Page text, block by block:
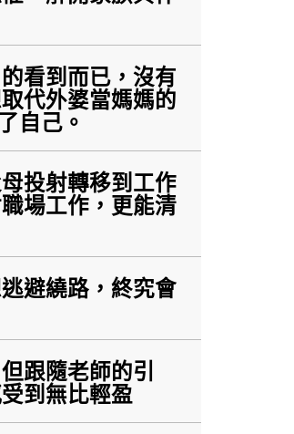
看到而已，沒有
代外婆當媽媽的
自己。
投射轉移到工作
場工作，更能清
避繞路，終究會
跟隨老師的引
到無比輕盈